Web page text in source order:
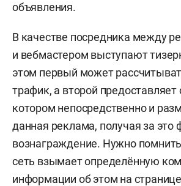
объявления.
В качестве посредника между
и вебмастером выступают
этом первый может
трафик, а второй предоставляет
котором непосредственно и
данная реклама, получая за это
вознаграждение. Нужно
сеть взымает определённую
информации об этом на странице